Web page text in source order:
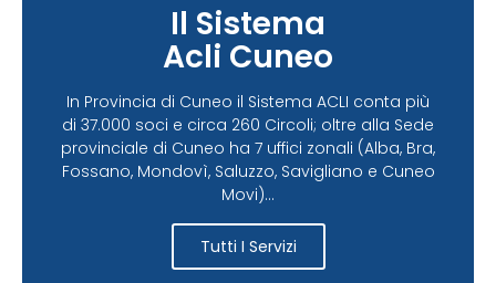
Il Sistema
Acli Cuneo
In Provincia di Cuneo il Sistema ACLI conta più
di 37.000 soci e circa 260 Circoli; oltre alla Sede
provinciale di Cuneo ha 7 uffici zonali (Alba, Bra,
Fossano, Mondovì, Saluzzo, Savigliano e Cuneo
Movi)...
Tutti I Servizi